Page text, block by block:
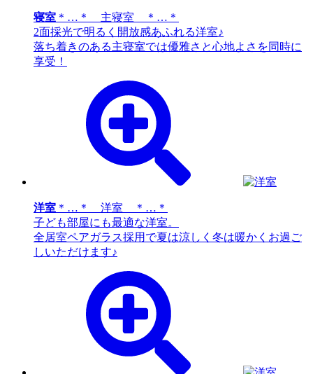
寝室 ＊…＊ 主寝室 ＊…＊
2面採光で明るく開放感あふれる洋室♪
落ち着きのある主寝室では優雅さと心地よさを同時に
享受！
洋室 ＊…＊ 洋室 ＊…＊
子ども部屋にも最適な洋室。
全居室ペアガラス採用で夏は涼しく冬は暖かくお過ご
しいただけます♪